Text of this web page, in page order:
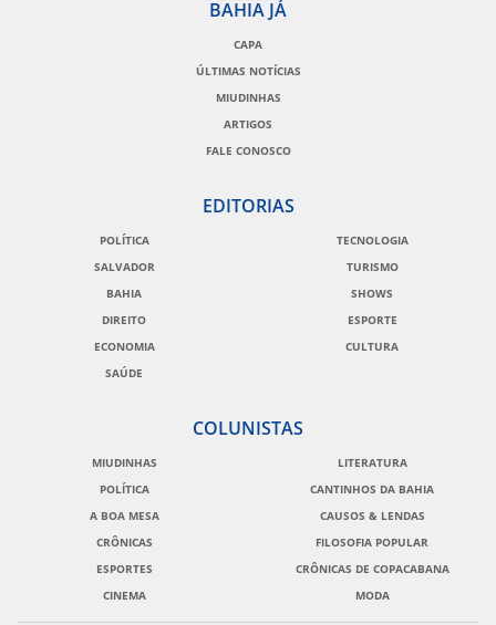
BAHIA JÁ
CAPA
ÚLTIMAS NOTÍCIAS
MIUDINHAS
ARTIGOS
FALE CONOSCO
EDITORIAS
POLÍTICA
SALVADOR
BAHIA
DIREITO
ECONOMIA
SAÚDE
TECNOLOGIA
TURISMO
SHOWS
ESPORTE
CULTURA
COLUNISTAS
MIUDINHAS
POLÍTICA
A BOA MESA
CRÔNICAS
ESPORTES
CINEMA
LITERATURA
CANTINHOS DA BAHIA
CAUSOS & LENDAS
FILOSOFIA POPULAR
CRÔNICAS DE COPACABANA
MODA